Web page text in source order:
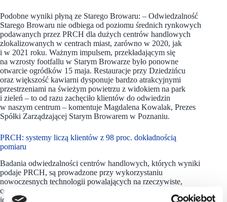
Podobne wyniki płyną ze Starego Browaru: – Odwiedzalność
Starego Browaru nie odbiega od poziomu średnich rynkowych
podawanych przez PRCH dla dużych centrów handlowych
zlokalizowanych w centrach miast, zarówno w 2020, jak
i w 2021 roku. Ważnym impulsem, przekładającym się
na wzrosty footfallu w Starym Browarze było ponowne
otwarcie ogródków 15 maja. Restauracje przy Dziedzińcu
oraz większość kawiarni dysponuje bardzo atrakcyjnymi
przestrzeniami na świeżym powietrzu z widokiem na park
i zieleń – to od razu zachęciło klientów do odwiedzin
w naszym centrum – komentuje Magdalena Kowalak, Prezes
Spółki Zarządzającej Starym Browarem w Poznaniu.
PRCH: systemy liczą klientów z 98 proc. dokładnością
pomiaru
Badania odwiedzalności centrów handlowych, których wyniki
podaje PRCH, są prowadzone przy wykorzystaniu
nowoczesnych technologii powalających na rzeczywiste,
codzienne śledzenie ruchu w centrach handlowych, a co za tym
idzie raportowanie wiarygodnych danych. Klienci